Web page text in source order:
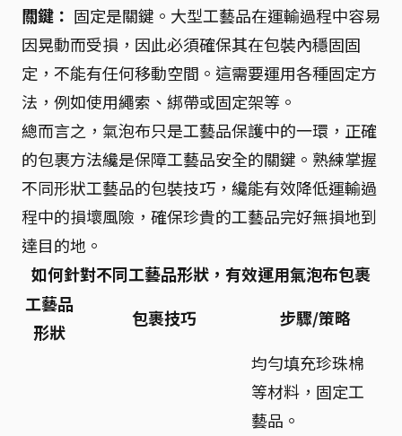
關鍵： 固定是關鍵。大型工藝品在運輸過程中容易
因晃動而受損，因此必須確保其在包裝內穩固固
定，不能有任何移動空間。這需要運用各種固定方
法，例如使用繩索、綁帶或固定架等。
總而言之，氣泡布只是工藝品保護中的一環，正確
的包裹方法纔是保障工藝品安全的關鍵。熟練掌握
不同形狀工藝品的包裝技巧，纔能有效降低運輸過
程中的損壞風險，確保珍貴的工藝品完好無損地到
達目的地。
如何針對不同工藝品形狀，有效運用氣泡布包裹
工藝品
形狀
包裹技巧 步驟/策略
均勻填充珍珠棉
等材料，固定工
藝品。